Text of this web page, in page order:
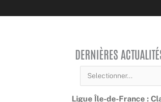
DERNIÈRES
Ligue Île-de-France :